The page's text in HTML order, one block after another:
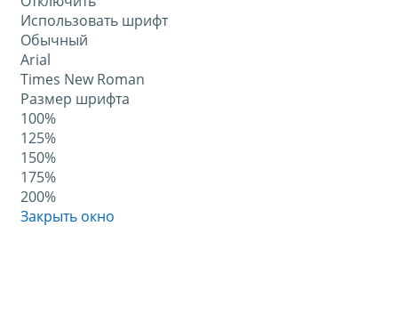
Использовать шрифт
Обычный
Arial
Times New Roman
Размер шрифта
100%
125%
150%
175%
200%
Закрыть окно